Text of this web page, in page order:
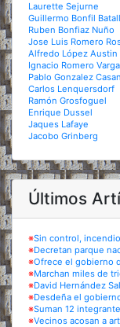
Laurette Sejurne
Guillermo Bonfil
Ruben Bonfiaz Nuño
Jose Luis Romero
Alfredo López Austin
Ignacio Romero
Pablo Gonzalez
Carlos Lenquersdorf
Ramón Grosfoguel
Enrique Dussel
Jaques Lafaye
Jacobo Grinberg
Últimos
※Sin control,
※Decretan parque
※Ofrece el gobierno
※Marchan miles de
※David Hernández
※Desdeña el
※Suman 12
※Vecinos acosan a